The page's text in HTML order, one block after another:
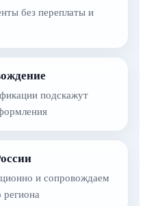
без переплаты и
подскажут
и сопровождаем